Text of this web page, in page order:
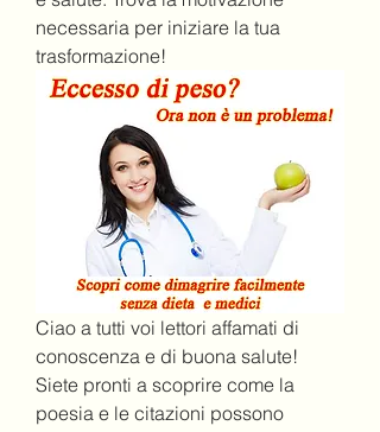
necessaria per iniziare la tua
trasformazione!
Ciao a tutti voi lettori affamati di
conoscenza e di buona salute!
Siete pronti a scoprire come la
poesia e le citazioni possono